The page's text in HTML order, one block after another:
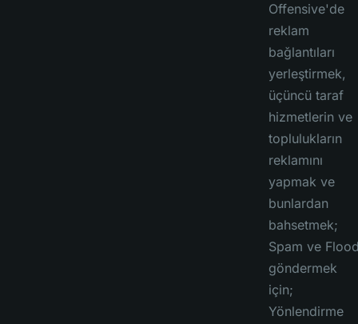
Offensive'de
reklam
bağlantıları
yerleştirmek,
üçüncü taraf
hizmetlerin ve
toplulukların
reklamını
yapmak ve
bunlardan
bahsetmek;
Spam ve
göndermek
için;
Yönlendirme